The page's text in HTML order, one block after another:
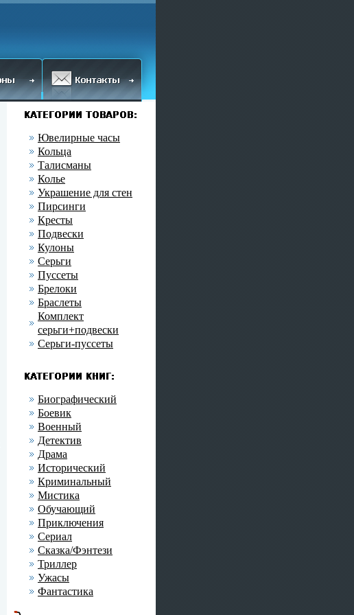
Ювелирные часы
Кольца
Талисманы
Колье
Украшение для стен
Пирсинги
Кресты
Подвески
Кулоны
Серьги
Пуссеты
Брелоки
Браслеты
Комплект
серьги+подвески
Серьги-пуссеты
Биографический
Боевик
Военный
Детектив
Драма
Исторический
Криминальный
Мистика
Обучающий
Приключения
Сериал
Сказка/Фэнтези
Триллер
Ужасы
Фантастика